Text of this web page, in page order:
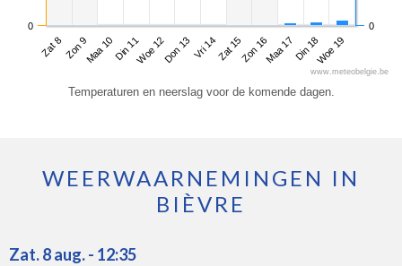
Zat 8Zon 9Maa 10Din 11Woe 12Don 13Vri 14Zat 15Zon 16Maa 17Din 18Woe 19
0 0
www.meteobelgie.be
Temperaturen en neerslag voor de komende dagen.
WEERWAARNEMINGEN IN
BIÈVRE
Zat. 8 aug. - 12:35